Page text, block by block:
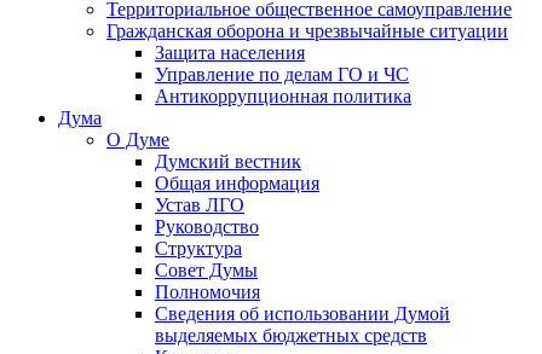
Территориальное общественное самоуправление
Гражданская оборона и чрезвычайные ситуации
Защита населения
Управление по делам ГО и ЧС
Антикоррупционная политика
Дума
О Думе
Думский вестник
Общая информация
Устав ЛГО
Руководство
Структура
Совет Думы
Полномочия
Сведения об использовании Думой
выделяемых бюджетных средств